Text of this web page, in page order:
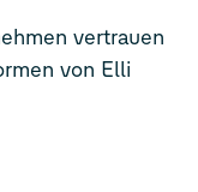
vertrauen
von Elli